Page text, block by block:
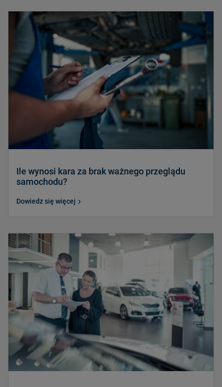
Ile wynosi kara za brak ważnego przeglądu
samochodu?
Dowiedz się więcej